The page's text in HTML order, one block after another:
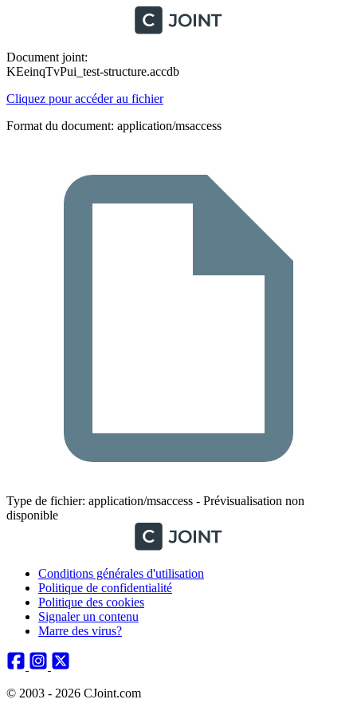
Document joint:
KEeinqTvPui_test-structure.accdb
Cliquez pour accéder au fichier
Format du document: application/msaccess
Type de fichier: application/msaccess - Prévisualisation non
disponible
Conditions générales d'utilisation
Politique de confidentialité
Politique des cookies
Signaler un contenu
Marre des virus?
© 2003 - 2026 CJoint.com